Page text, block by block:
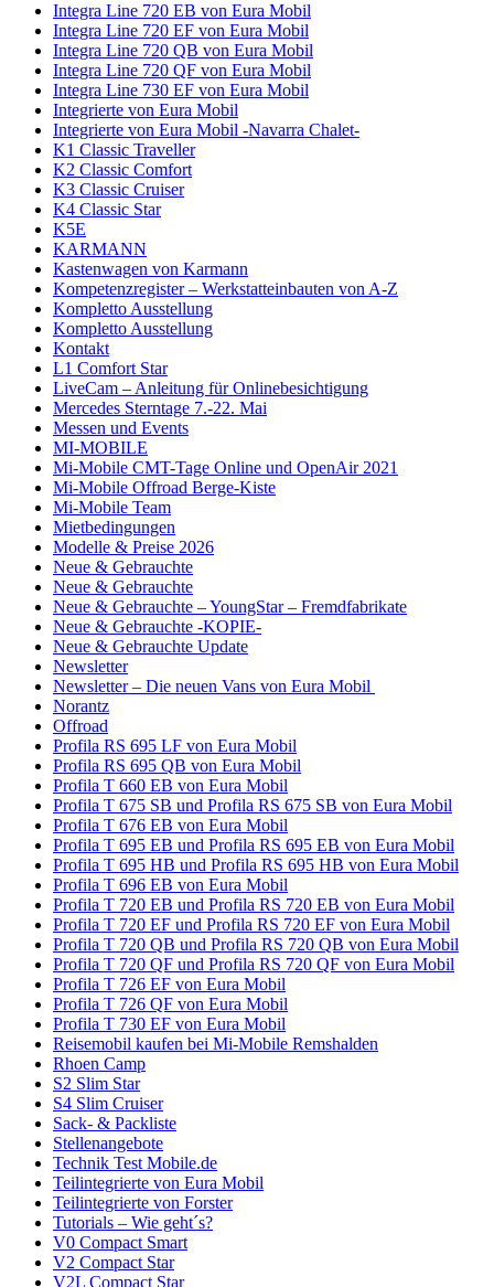
Integra Line 720 EB von Eura Mobil
Integra Line 720 EF von Eura Mobil
Integra Line 720 QB von Eura Mobil
Integra Line 720 QF von Eura Mobil
Integra Line 730 EF von Eura Mobil
Integrierte von Eura Mobil
Integrierte von Eura Mobil -Navarra Chalet-
K1 Classic Traveller
K2 Classic Comfort
K3 Classic Cruiser
K4 Classic Star
K5E
KARMANN
Kastenwagen von Karmann
Kompetenzregister – Werkstatteinbauten von A-Z
Kompletto Ausstellung
Kompletto Ausstellung
Kontakt
L1 Comfort Star
LiveCam – Anleitung für Onlinebesichtigung
Mercedes Sterntage 7.-22. Mai
Messen und Events
MI-MOBILE
Mi-Mobile CMT-Tage Online und OpenAir 2021
Mi-Mobile Offroad Berge-Kiste
Mi-Mobile Team
Mietbedingungen
Modelle & Preise 2026
Neue & Gebrauchte
Neue & Gebrauchte
Neue & Gebrauchte – YoungStar – Fremdfabrikate
Neue & Gebrauchte -KOPIE-
Neue & Gebrauchte Update
Newsletter
Newsletter – Die neuen Vans von Eura Mobil
Norantz
Offroad
Profila RS 695 LF von Eura Mobil
Profila RS 695 QB von Eura Mobil
Profila T 660 EB von Eura Mobil
Profila T 675 SB und Profila RS 675 SB von Eura Mobil
Profila T 676 EB von Eura Mobil
Profila T 695 EB und Profila RS 695 EB von Eura Mobil
Profila T 695 HB und Profila RS 695 HB von Eura Mobil
Profila T 696 EB von Eura Mobil
Profila T 720 EB und Profila RS 720 EB von Eura Mobil
Profila T 720 EF und Profila RS 720 EF von Eura Mobil
Profila T 720 QB und Profila RS 720 QB von Eura Mobil
Profila T 720 QF und Profila RS 720 QF von Eura Mobil
Profila T 726 EF von Eura Mobil
Profila T 726 QF von Eura Mobil
Profila T 730 EF von Eura Mobil
Reisemobil kaufen bei Mi-Mobile Remshalden
Rhoen Camp
S2 Slim Star
S4 Slim Cruiser
Sack- & Packliste
Stellenangebote
Technik Test Mobile.de
Teilintegrierte von Eura Mobil
Teilintegrierte von Forster
Tutorials – Wie geht´s?
V0 Compact Smart
V2 Compact Star
V2L Compact Star